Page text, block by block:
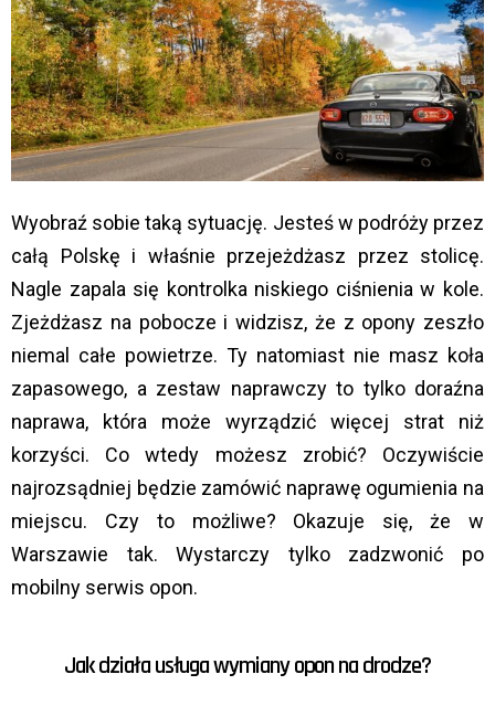
Wyobraź sobie taką sytuację. Jesteś w podróży przez
całą Polskę i właśnie przejeżdżasz przez stolicę.
Nagle zapala się kontrolka niskiego ciśnienia w kole.
Zjeżdżasz na pobocze i widzisz, że z opony zeszło
niemal całe powietrze. Ty natomiast nie masz koła
zapasowego, a zestaw naprawczy to tylko doraźna
naprawa, która może wyrządzić więcej strat niż
korzyści. Co wtedy możesz zrobić? Oczywiście
najrozsądniej będzie zamówić naprawę ogumienia na
miejscu. Czy to możliwe? Okazuje się, że w
Warszawie tak. Wystarczy tylko zadzwonić po
mobilny serwis opon.
Jak działa usługa wymiany opon na drodze?